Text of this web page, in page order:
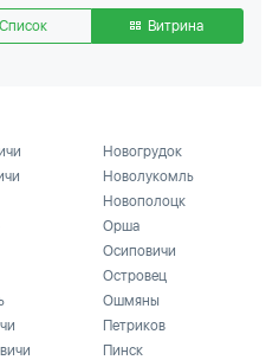
Список Витрина
Новогрудок
Новолукомль
Новополоцк
Орша
Осиповичи
Островец
Ошмяны
Петриков
Пинск